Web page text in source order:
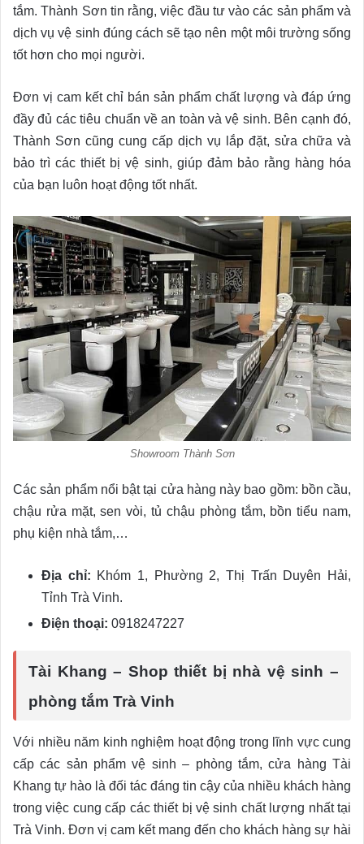
tắm. Thành Sơn tin rằng, việc đầu tư vào các sản phẩm và
dịch vụ vệ sinh đúng cách sẽ tạo nên một môi trường sống
tốt hơn cho mọi người.
Đơn vị cam kết chỉ bán sản phẩm chất lượng và đáp ứng
đầy đủ các tiêu chuẩn về an toàn và vệ sinh. Bên cạnh đó,
Thành Sơn cũng cung cấp dịch vụ lắp đặt, sửa chữa và
bảo trì các thiết bị vệ sinh, giúp đảm bảo rằng hàng hóa
của bạn luôn hoạt động tốt nhất.
Showroom Thành Sơn
Các sản phẩm nổi bật tại cửa hàng này bao gồm: bồn cầu,
chậu rửa mặt, sen vòi, tủ chậu phòng tắm, bồn tiểu nam,
phụ kiện nhà tắm,…
Địa chỉ: Khóm 1, Phường 2, Thị Trấn Duyên Hải,
Tỉnh Trà Vinh.
Điện thoại: 0918247227
Tài Khang – Shop thiết bị nhà vệ sinh –
phòng tắm Trà Vinh
Với nhiều năm kinh nghiệm hoạt động trong lĩnh vực cung
cấp các sản phẩm vệ sinh – phòng tắm, cửa hàng Tài
Khang tự hào là đối tác đáng tin cậy của nhiều khách hàng
trong việc cung cấp các thiết bị vệ sinh chất lượng nhất tại
Trà Vinh. Đơn vị cam kết mang đến cho khách hàng sự hài